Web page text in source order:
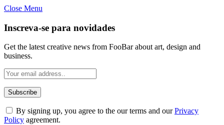
Close Menu
Inscreva-se para novidades
Get the latest creative news from FooBar about art, design and
business.
By signing up, you agree to the our terms and ourPrivacy
Policy agreement.